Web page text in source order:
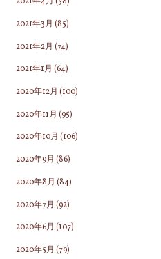
2021年3月 (85)
2021年2月 (74)
2021年1月 (64)
2020年12月 (100)
2020年11月 (95)
2020年10月 (106)
2020年9月 (86)
2020年8月 (84)
2020年7月 (92)
2020年6月 (107)
2020年5月 (79)